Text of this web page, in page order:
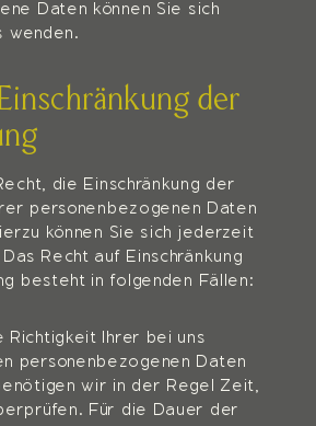
Daten können Sie sich
wenden.
der
die Einschränkung der
personenbezogenen Daten
können Sie sich jederzeit
Recht auf Einschränkung
besteht in folgenden Fällen:
Richtigkeit Ihrer bei uns
personenbezogenen Daten
wir in der Regel Zeit,
Für die Dauer der